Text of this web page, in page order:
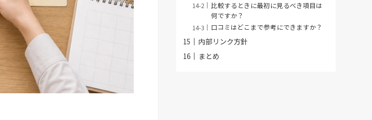
比較するときに最初に見るべき項目は
何ですか？
口コミはどこまで参考にできますか？
内部リンク方針
まとめ